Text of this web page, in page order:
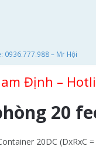
– Mr Hội
Định –
20
20DC (DxRxC =